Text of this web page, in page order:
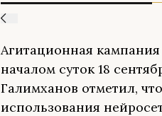
Агитационная кампания
началом суток 18
Галимханов отметил,
использования